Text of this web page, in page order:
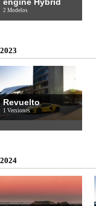
2 Modelos
2023
Revuelto
1 Versiones
2024